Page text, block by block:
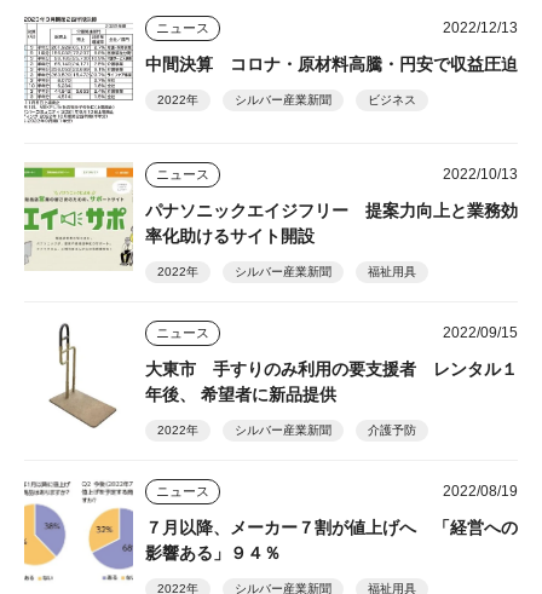
ニュース 2022/12/13
中間決算 コロナ・原材料高騰・円安で収益圧迫
2022年 シルバー産業新聞 ビジネス
ニュース 2022/10/13
パナソニックエイジフリー 提案力向上と業務効
率化助けるサイト開設
2022年 シルバー産業新聞 福祉用具
ニュース 2022/09/15
大東市 手すりのみ利用の要支援者 レンタル１
年後、 希望者に新品提供
2022年 シルバー産業新聞 介護予防
ニュース 2022/08/19
７月以降、メーカー７割が値上げへ 「経営への
影響ある」９４％
2022年 シルバー産業新聞 福祉用具